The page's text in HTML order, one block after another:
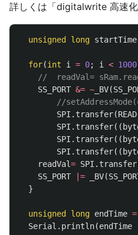
詳しくは「digitalwrite 高速化
unsigned long startTime
for(int i = 0; i < 1000
// 	readVal=
SS_PORT &= ~ _BV(
//
SPI . transfer(READ
SPI . transfer((
SPI . transfer((
SPI . transfer((
readVal= SPI . transfer
SS_PORT
|= _BV(
}
unsigned long endTime =
Serial . println(endTime